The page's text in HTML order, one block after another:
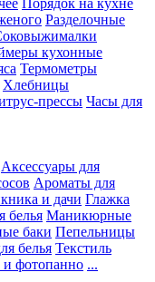
Порядок на кухне
Разделочные
кухонные
Термометры
Хлебницы
прессы Часы для
Аксессуары для
Ароматы для
и дачи Глажка
белья Маникюрные
баки Пепельницы
белья Текстиль
фотопанно ...